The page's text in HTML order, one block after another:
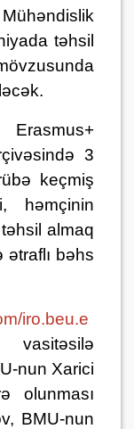
təhsil
Erasmus+
3
keçmiş
həmçinin
almaq
ətraflı bəhs
iro.beu.e
nun Xarici
olunması
BMU-nun